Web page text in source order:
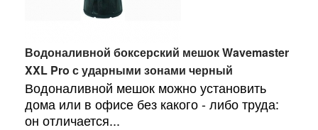
Водоналивной боксерский мешок Wavemaster
XXL Pro с ударными зонами черный
Водоналивной мешок можно установить
дома или в офисе без какого - либо труда:
он отличается...